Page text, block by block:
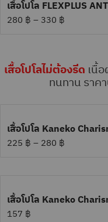
เสื้อโปโล FLEXPLUS
280 ฿ – 330 ฿
เสื้อโปโลไม่ต้องรีด เนื้
ทนทาน ราค
เสื้อโปโล Kaneko
225 ฿ – 280 ฿
เสื้อโปโล Kaneko
157 ฿